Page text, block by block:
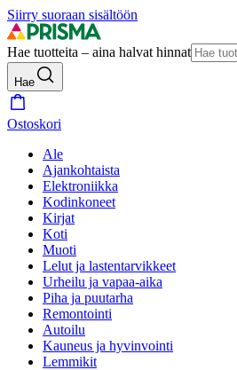
Siirry suoraan sisältöön
Hae tuotteita – aina halvat hinnat
Hae
Ostoskori
Ale
Ajankohtaista
Elektroniikka
Kodinkoneet
Kirjat
Koti
Muoti
Lelut ja lastentarvikkeet
Urheilu ja vapaa-aika
Piha ja puutarha
Remontointi
Autoilu
Kauneus ja hyvinvointi
Lemmikit